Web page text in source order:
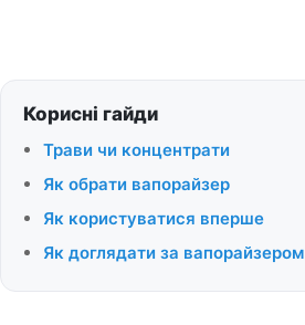
Корисні гайди
Трави чи концентрати
Як обрати вапорайзер
Як користуватися вперше
Як доглядати за вапорайзером